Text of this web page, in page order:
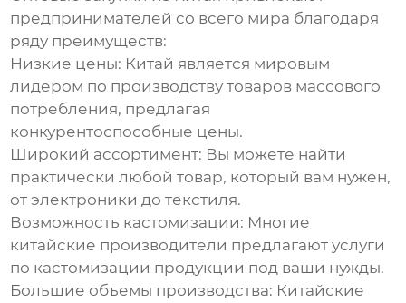
предпринимателей со всего мира благодаря
ряду преимуществ:
Низкие цены: Китай является мировым
лидером по производству товаров массового
потребления, предлагая
конкурентоспособные цены.
Широкий ассортимент: Вы можете найти
практически любой товар, который вам нужен,
от электроники до текстиля.
Возможность кастомизации: Многие
китайские производители предлагают услуги
по кастомизации продукции под ваши нужды.
Большие объемы производства: Китайские